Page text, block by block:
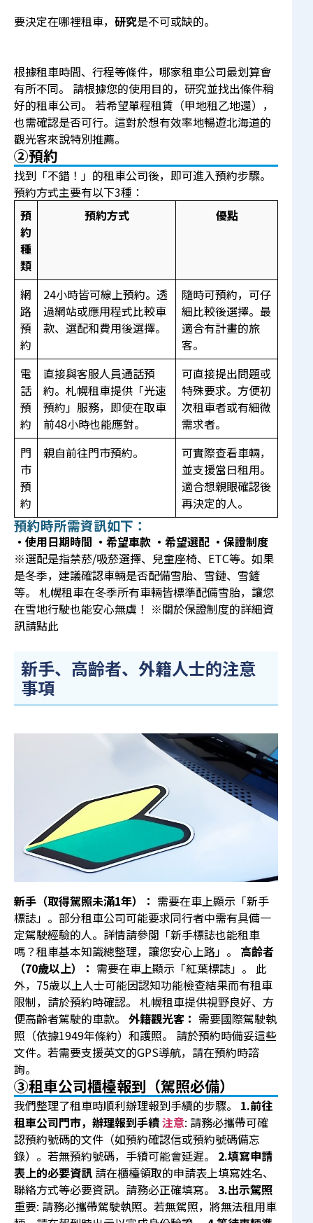
要決定在哪裡租車， 研究是不可或缺的。
根據租車時間、行程等條件，哪家租車公司最划算會
有所不同。 請根據您的使用目的，研究並找出條件稍
好的租車公司。 若希望單程租賃（甲地租乙地還），
也需確認是否可行。這對於想有效率地暢遊北海道的
觀光客來說特別推薦。
②預約
找到「不錯！」的租車公司後，即可進入預約步驟。
預約方式主要有以下3種：
預
約
種
類
預約方式 優點
網
路
預
約
24小時皆可線上預約。透
過網站或應用程式比較車
款、選配和費用後選擇。
隨時可預約，可仔
細比較後選擇。最
適合有計畫的旅
客。
電
話
預
約
直接與客服人員通話預
約。札幌租車提供「光速
預約」服務，即使在取車
前48小時也能應對。
可直接提出問題或
特殊要求。方便初
次租車者或有細微
需求者。
門
市
預
約
親自前往門市預約。
可實際查看車輛，
並支援當日租用。
適合想親眼確認後
再決定的人。
預約時所需資訊如下：
・使用日期時間 ・希望車款 ・希望選配 ・保證制度
※選配是指禁菸/吸菸選擇、兒童座椅、ETC等。如果
是冬季，建議確認車輛是否配備雪胎、雪鏈、雪鏟
等。 札幌租車在冬季所有車輛皆標準配備雪胎，讓您
在雪地行駛也能安心無虞！ ※關於保證制度的詳細資
訊請點此
新手、高齡者、外籍人士的注意
事項
新手（取得駕照未滿1年）： 需要在車上顯示「新手
標誌」。部分租車公司可能要求同行者中需有具備一
定駕駛經驗的人。詳情請參閱 「新手標誌也能租車
嗎？租車基本知識總整理，讓您安心上路」 。 高齡者
（70歲以上）： 需要在車上顯示「紅葉標誌」。 此
外，75歲以上人士可能因認知功能檢查結果而有租車
限制，請於預約時確認。 札幌租車提供視野良好、方
便高齡者駕駛的車款。 外籍觀光客： 需要國際駕駛執
照（依據1949年條約）和護照。 請於預約時備妥這些
文件。若需要支援英文的GPS導航，請在預約時諮
詢。
③租車公司櫃檯報到（駕照必備）
我們整理了租車時順利辦理報到手續的步驟。 1.前往
租車公司門市，辦理報到手續注意: 請務必攜帶可確
認預約號碼的文件（如預約確認信或預約號碼備忘
錄）。若無預約號碼，手續可能會延遲。 2.填寫申請
表上的必要資訊 請在櫃檯領取的申請表上填寫姓名、
聯絡方式等必要資訊。請務必正確填寫。 3.出示駕照
重要: 請務必攜帶駕駛執照。若無駕照，將無法租用車